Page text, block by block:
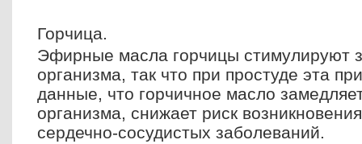
Горчица.
Эфирные масла горчицы стимулируют
организма, так что при простуде эта
данные, что горчичное масло
организма, снижает риск
сердечно-сосудистых заболеваний.